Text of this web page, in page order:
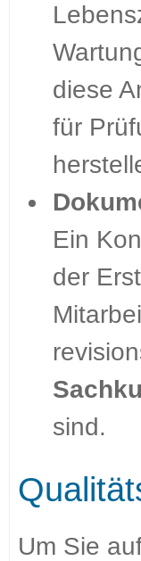
diese
für
Ein
der
sind.
Um Sie